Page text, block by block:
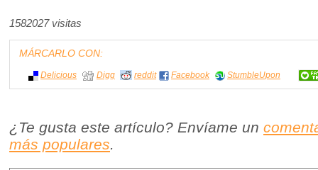
1582027 visitas
MÁRCARLO CON:
Delicious Digg reddit Facebook StumbleUpon
¿Te gusta este artículo? Envíame un
más populares.